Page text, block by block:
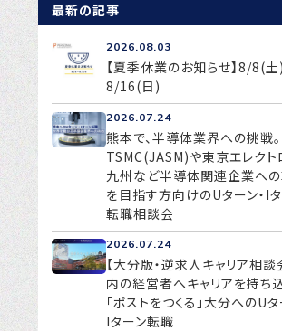
最新の記事
2026.08.03
【夏季休業のお知らせ】8/8(
8/16(日)
2026.07.24
熊本で、半導体業界への挑戦。
TSMC(JASM)や東京エレクト
九州など半導体関連企業へ
を目指す方向けのUターン・I
転職相談会
2026.07.24
【大分版・逆求人キャリア相談
内の経営者へキャリアを持ち
「ポストをつくる」大分へのUタ
Iターン転職